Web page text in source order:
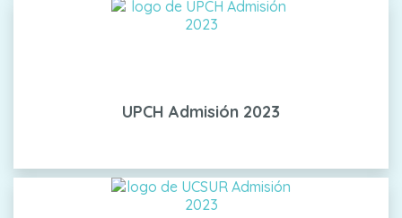
UPCH Admisión 2023